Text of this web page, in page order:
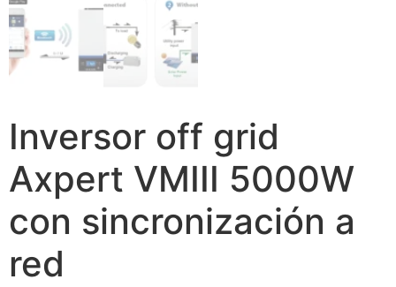
Inversor off grid
Axpert VMIII 5000W
con sincronización a
red